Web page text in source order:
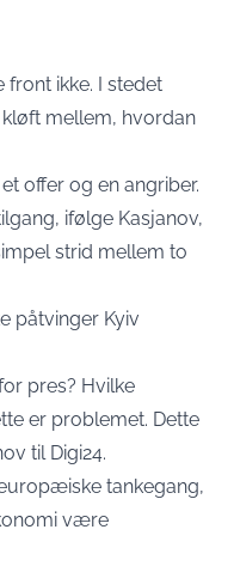
front ikke. I stedet
mellem, hvordan
offer og en angriber.
ifølge Kasjanov,
strid mellem to
påtvinger Kyiv
pres? Hvilke
er problemet. Dette
til Digi24.
tankegang,
være